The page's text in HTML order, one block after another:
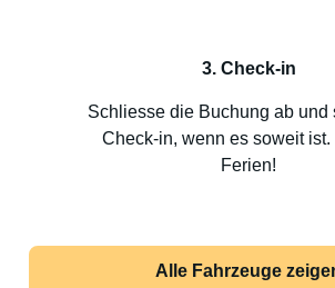
3. Check-in
Schliesse die Buchung ab und
Check-in, wenn es soweit ist.
Ferien!
Alle Fahrzeuge